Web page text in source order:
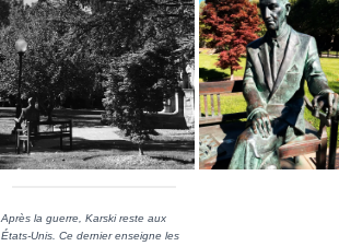
Après la guerre, Karski reste aux
États-Unis. Ce dernier enseigne les